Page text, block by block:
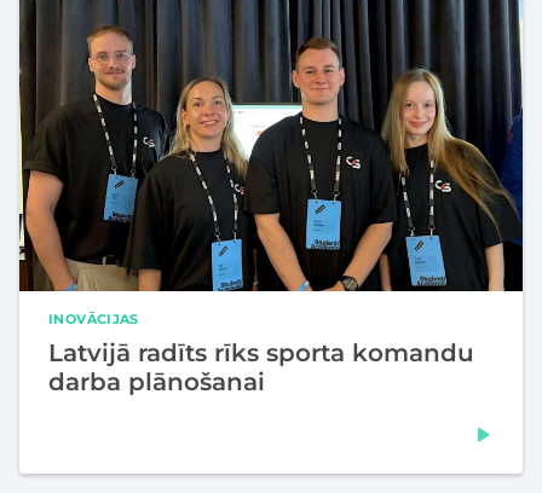
INOVĀCIJAS
Latvijā radīts rīks sporta komandu
darba plānošanai